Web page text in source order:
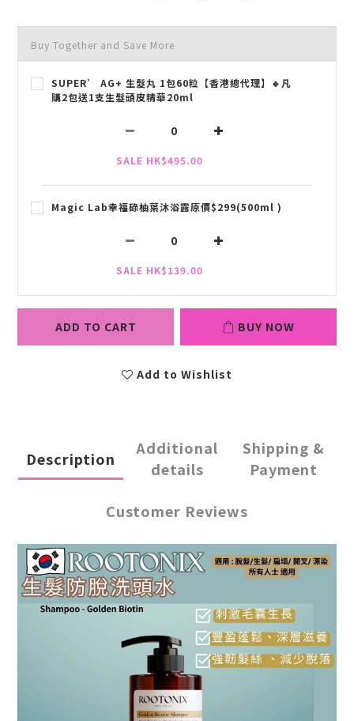
Buy Together and Save More
SUPER’ AG+ 生髮丸 1包60粒【香港總代理】🔹凡
購2包送1支生髮頭皮精華20ml
SALE HK$495.00
Magic Lab幸福碌柚葉沐浴露原價$299(500ml )
SALE HK$139.00
ADD TO CART BUY NOW
Add to Wishlist
Description
Additional
details
Shipping &
Payment
Customer Reviews